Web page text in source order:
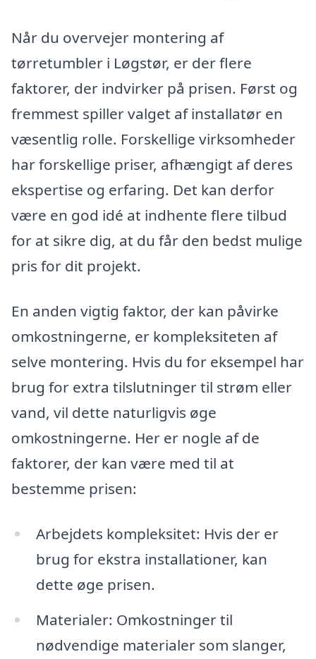
Når du overvejer montering af
tørretumbler i Løgstør, er der flere
faktorer, der indvirker på prisen. Først og
fremmest spiller valget af installatør en
væsentlig rolle. Forskellige virksomheder
har forskellige priser, afhængigt af deres
ekspertise og erfaring. Det kan derfor
være en god idé at indhente flere tilbud
for at sikre dig, at du får den bedst mulige
pris for dit projekt.
En anden vigtig faktor, der kan påvirke
omkostningerne, er kompleksiteten af
selve montering. Hvis du for eksempel har
brug for extra tilslutninger til strøm eller
vand, vil dette naturligvis øge
omkostningerne. Her er nogle af de
faktorer, der kan være med til at
bestemme prisen:
Arbejdets kompleksitet: Hvis der er
brug for ekstra installationer, kan
dette øge prisen.
Materialer: Omkostninger til
nødvendige materialer som slanger,